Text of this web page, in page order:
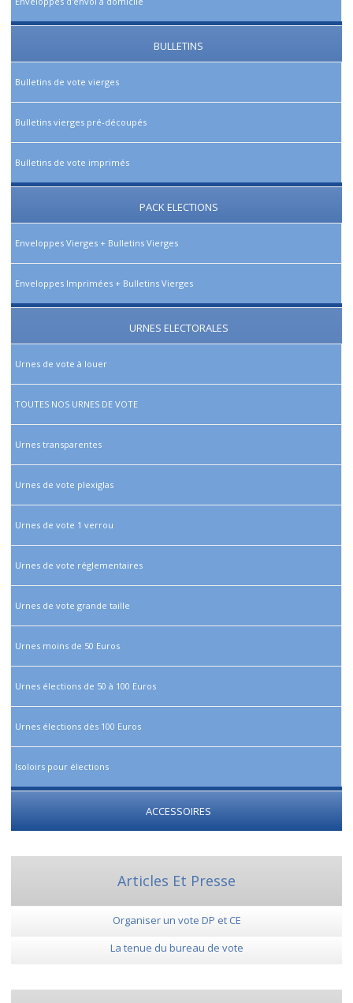
BULLETINS
Bulletins de vote vierges
Bulletins vierges pré-découpés
Bulletins de vote imprimés
PACK ELECTIONS
Enveloppes Vierges + Bulletins Vierges
Enveloppes Imprimées + Bulletins Vierges
URNES ELECTORALES
Urnes de vote à louer
TOUTES NOS URNES DE VOTE
Urnes transparentes
Urnes de vote plexiglas
Urnes de vote 1 verrou
Urnes de vote réglementaires
Urnes de vote grande taille
Urnes moins de 50 Euros
Urnes élections de 50 à 100 Euros
Urnes élections dès 100 Euros
Isoloirs pour élections
ACCESSOIRES
Articles Et Presse
Organiser un vote DP et CE
La tenue du bureau de vote